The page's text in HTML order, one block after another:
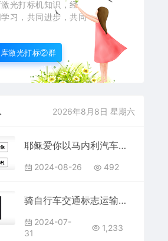
光打标机知识，经
习，共同进步，共同
激光打标②群
2026年8月8日 星期六
耶稣爱你以马内利汽车挂件AI8.0格式激光打标文件通用矢量图
2024-08-26 492
骑自行车交通标志运输交通图标系列布告栏黑色白色
2024-07-
31
1,233